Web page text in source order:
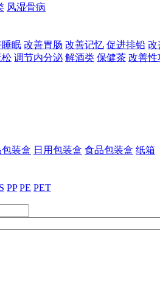
风湿骨病
眠 改善胃肠 改善记忆 促进排铅 改
松 调节内分泌 解酒类 保健茶 改善性
装盒 日用包装盒 食品包装盒 纸箱
PP PE PET